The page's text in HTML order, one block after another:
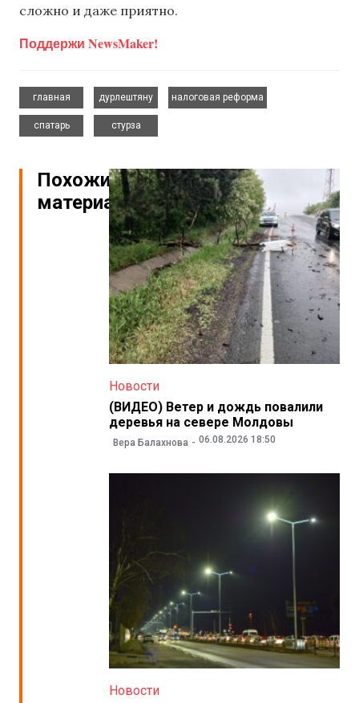
сложно и даже приятно.
Поддержи NewsMaker!
главная
дурлештяну
налоговая реформа
спатарь
стурза
Похожие
материалы
Новости
(ВИДЕО) Ветер и дождь повалили
деревья на севере Молдовы
Вера Балахнова 06.08.2026 18:50
Новости